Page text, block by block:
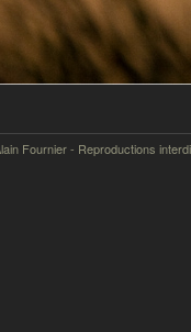
Fournier - Reproductions